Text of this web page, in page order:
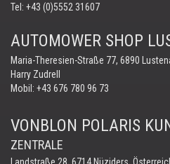
Tel: +43 (0)5552 31607
AUTOMOWER SHOP
Maria-Theresien-Straße 77, 6890
Harry Zudrell
Mobil: +43 676 780 96 73
VONBLON POLARIS
ZENTRALE